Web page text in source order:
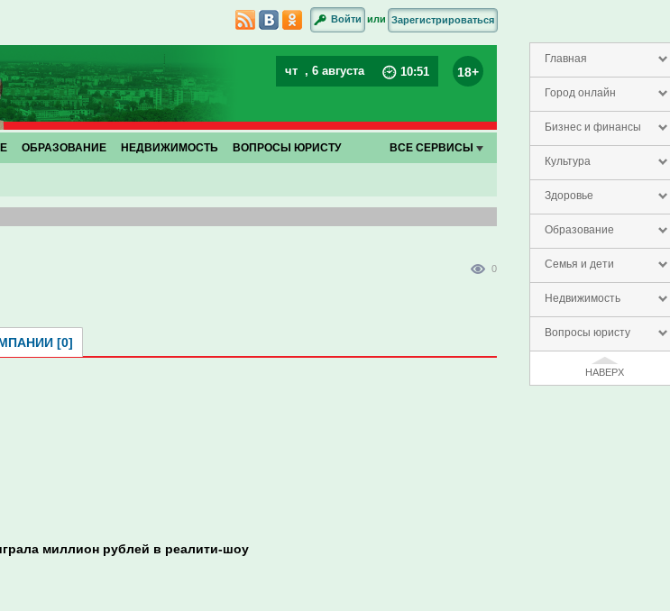
Главная
Город онлайн
Бизнес и финансы
Культура
Здоровье
Образование
Семья и дети
Недвижимость
Вопросы юристу
НАВЕРХ
Войти или Зарегистрироваться
чт , 6 августа 10:51 18+
ОБРАЗОВАНИЕ НЕДВИЖИМОСТЬ ВОПРОСЫ ЮРИСТУ ВСЕ СЕРВИСЫ
0
[0]
миллион рублей в реалити-шоу